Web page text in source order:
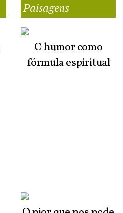
Paisagens
O humor como
fórmula espiritual